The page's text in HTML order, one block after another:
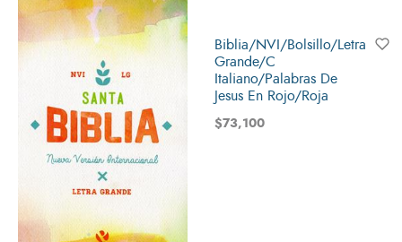
Biblia/NVI/Bolsillo/Letra
Grande/C
Italiano/Palabras De
Jesus En Rojo/Roja
$73,100